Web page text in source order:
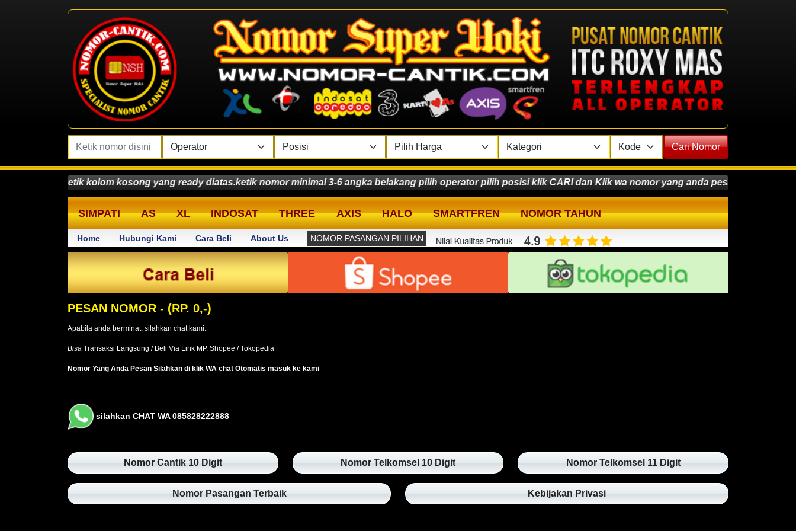
Cari Nomor
silahkan ketik kolom kosong yang ready diatas.ketik nomor minimal 3-6 angka belakang pilih operator pilih posisi klik CARI dan Klik wa nomor yang anda pesan.Beli Nomor
SIMPATI AS XL INDOSAT THREE AXIS HALO SMARTFREN NOMOR TAHUN
Home Hubungi Kami Cara Beli About Us NOMOR PASANGAN PILIHAN
PESAN NOMOR - (RP. 0,-)
Apabila anda berminat, silahkan chat kami:
Bisa Transaksi Langsung / Beli Via Link MP. Shopee / Tokopedia
Nomor Yang Anda Pesan Silahkan di klik WA chat Otomatis masuk ke kami
silahkan CHAT WA 085828222888
Nomor Cantik 10 Digit Nomor Telkomsel 10 Digit Nomor Telkomsel 11 Digit
Nomor Pasangan Terbaik Kebijakan Privasi